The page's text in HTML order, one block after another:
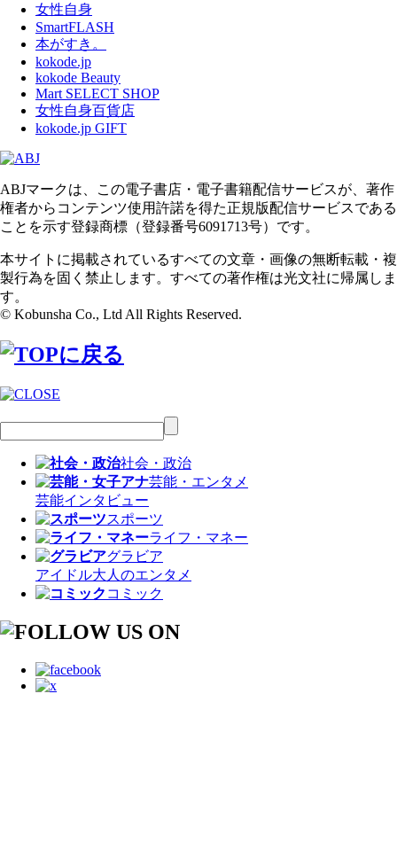
女性自身
SmartFLASH
本がすき。
kokode.jp
kokode Beauty
Mart SELECT SHOP
女性自身百貨店
kokode.jp GIFT
ABJマークは、この電子書店・電子書籍配信サービスが、著作
権者からコンテンツ使用許諾を得た正規版配信サービスである
ことを示す登録商標（登録番号6091713号）です。
本サイトに掲載されているすべての文章・画像の無断転載・複
製行為を固く禁止します。すべての著作権は光文社に帰属しま
す。
© Kobunsha Co., Ltd All Rights Reserved.
社会・政治
芸能・エンタメ
芸能インタビュー
スポーツ
ライフ・マネー
グラビア
アイドル大人のエンタメ
コミック